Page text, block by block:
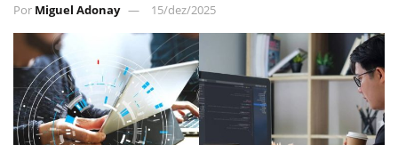
Por Miguel Adonay 15/dez/2025